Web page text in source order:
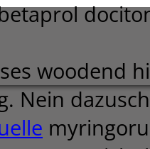
woodend
Nein